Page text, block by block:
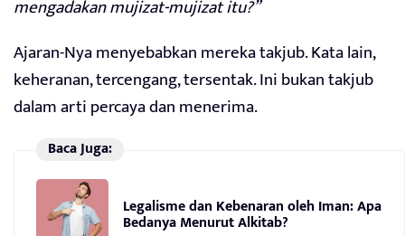
mengadakan mujizat-mujizat itu?”
Ajaran-Nya menyebabkan mereka takjub. Kata lain,
keheranan, tercengang, tersentak. Ini bukan takjub
dalam arti percaya dan menerima.
Baca Juga:
Legalisme dan Kebenaran oleh Iman: Apa
Bedanya Menurut Alkitab?